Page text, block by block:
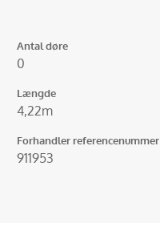
Antal døre
0
Længde
4,22m
Forhandler referencenummer
911953